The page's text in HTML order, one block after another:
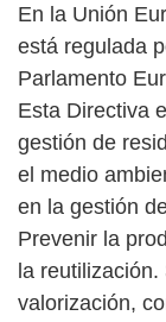
En la Unión
está regulada
Parlamento
Esta Directiva
gestión de
el medio
en la gestión
Prevenir la
la
valorización,